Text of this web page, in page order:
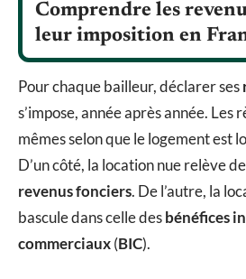
Comprendre les
leur imposition en
Pour chaque bailleur, déclarer ses
s’impose, année après année. Les
mêmes selon que le logement est
D’un côté, la location nue relève
revenus fonciers. De l’autre, la
bascule dans celle desbénéfices
commerciaux(BIC).